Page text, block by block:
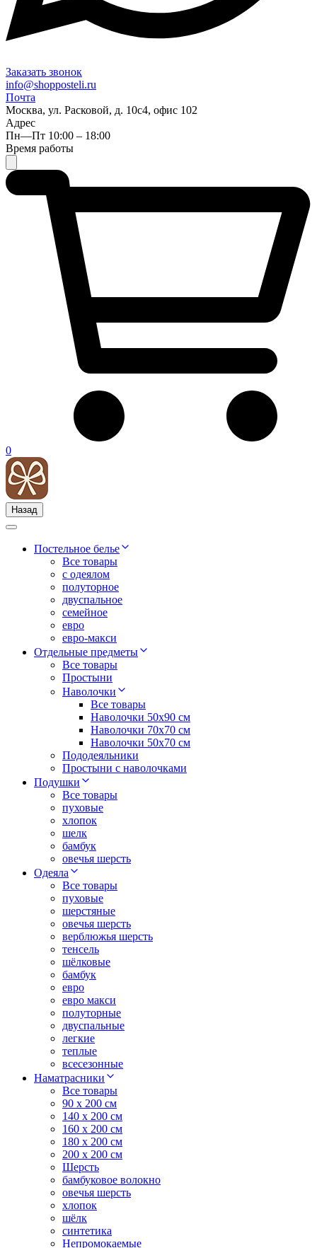
Заказать звонок
info@shopposteli.ru
Почта
Москва, ул. Расковой, д. 10с4, офис 102
Адрес
Пн—Пт 10:00 – 18:00
Время работы
0
Назад
Постельное белье
Все товары
с одеялом
полуторное
двуспальное
семейное
евро
евро-макси
Отдельные предметы
Все товары
Простыни
Наволочки
Все товары
Наволочки 50x90 см
Наволочки 70x70 cм
Наволочки 50х70 см
Пододеяльники
Простыни с наволочками
Подушки
Все товары
пуховые
хлопок
шелк
бамбук
овечья шерсть
Одеяла
Все товары
пуховые
шерстяные
овечья шерсть
верблюжья шерсть
тенсель
шёлковые
бамбук
евро
евро макси
полуторные
двуспальные
легкие
теплые
всесезонные
Наматрасники
Все товары
90 x 200 см
140 x 200 см
160 x 200 см
180 x 200 см
200 x 200 см
Шерсть
бамбуковое волокно
овечья шерсть
хлопок
шёлк
синтетика
Непромокаемые